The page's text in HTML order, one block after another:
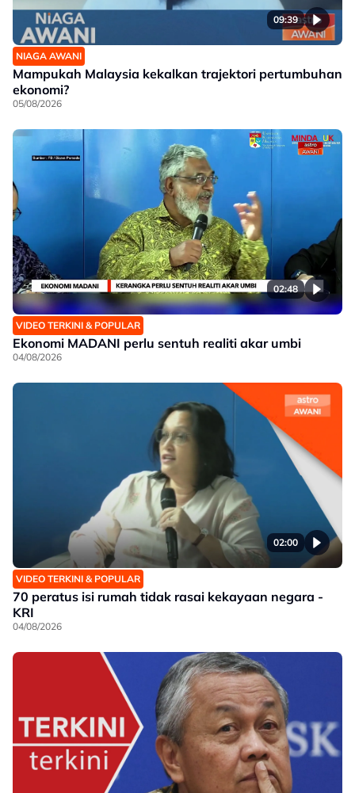
09:39
NIAGA AWANI
Mampukah Malaysia kekalkan trajektori pertumbuhan
ekonomi?
05/08/2026
02:48
VIDEO TERKINI & POPULAR
Ekonomi MADANI perlu sentuh realiti akar umbi
04/08/2026
02:00
VIDEO TERKINI & POPULAR
70 peratus isi rumah tidak rasai kekayaan negara -
KRI
04/08/2026